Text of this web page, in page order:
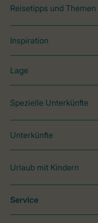
Reisetipps und Themen
Inspiration
Lage
Spezielle Unterkünfte
Unterkünfte
Urlaub mit Kindern
Service